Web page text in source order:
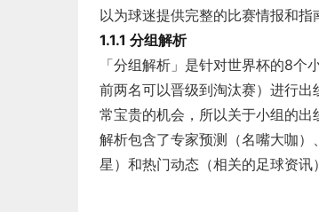
以为球迷提供完整的比赛情报和指
1.1.1 分组解析
「分组解析」是针对世界杯的8
前两名可以晋级到淘汰赛）进行
常宝贵的机会，所以关于小组的
解析包含了专家预测（名嘴大咖
星）和热门动态（相关的足球资讯